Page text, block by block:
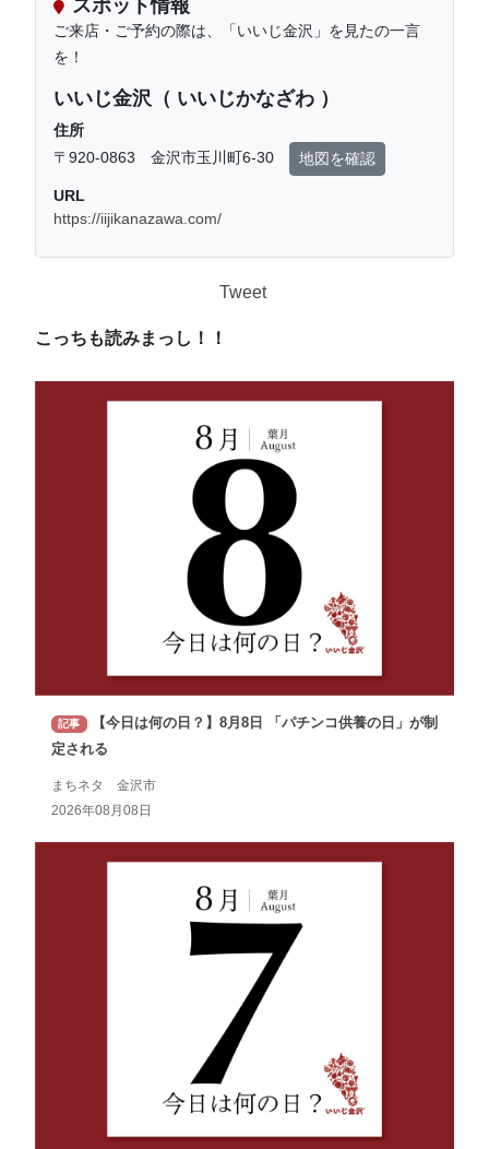
スポット情報
ご来店・ご予約の際は、「いいじ金沢」を見たの一言
を！
いいじ金沢（ いいじかなざわ ）
住所
〒920-0863 金沢市玉川町6-30
地図を確認
URL
https://iijikanazawa.com/
Tweet
こっちも読みまっし！！
記事
【今日は何の日？】8月8日 「パチンコ供養の日」が制
定される
まちネタ 金沢市
2026年08月08日